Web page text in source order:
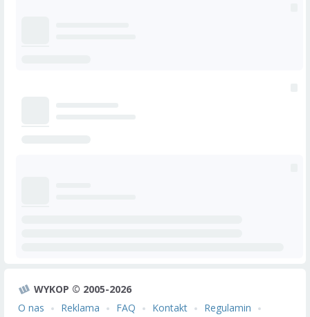
WYKOP © 2005-2026
O nas
Reklama FAQ Kontakt
Regulamin